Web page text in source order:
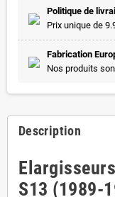
Politique de
Prix unique de
Fabrication
Nos produits
Description
S13 (1989-